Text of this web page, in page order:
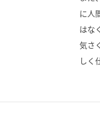
に人
はな
気さ
しく